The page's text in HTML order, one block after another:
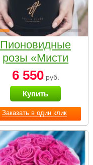
Заказать в один клик
Пионовидные
розы «Мисти
бабблс» в
черной коробке
Small
6 550руб.
Купить